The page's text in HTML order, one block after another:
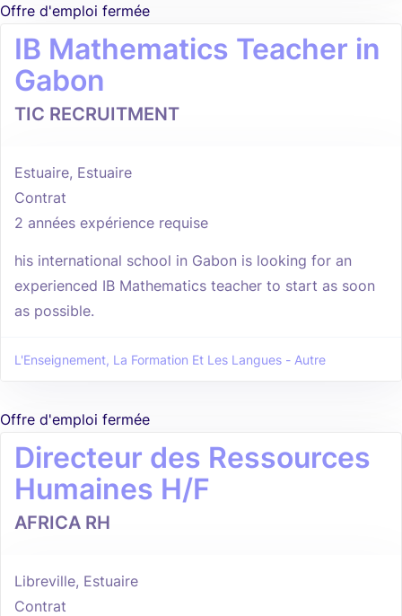
Offre d'emploi fermée
IB Mathematics Teacher in
Gabon
TIC RECRUITMENT
Estuaire, Estuaire
Contrat
2 années expérience requise
his international school in Gabon is looking for an
experienced IB Mathematics teacher to start as soon
as possible.
L'Enseignement, La Formation Et Les Langues - Autre
Offre d'emploi fermée
Directeur des Ressources
Humaines H/F
AFRICA RH
Libreville, Estuaire
Contrat